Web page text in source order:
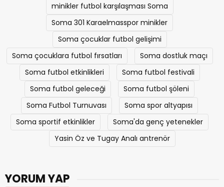
minikler futbol karşılaşması Soma
Soma 301 Karaelmasspor minikler
Soma çocuklar futbol gelişimi
Soma çocuklara futbol fırsatları
Soma dostluk maçı
Soma futbol etkinlikleri
Soma futbol festivali
Soma futbol geleceği
Soma futbol şöleni
Soma Futbol Turnuvası
Soma spor altyapısı
Soma sportif etkinlikler
Soma'da genç yetenekler
Yasin Öz ve Tugay Analı antrenör
YORUM YAP